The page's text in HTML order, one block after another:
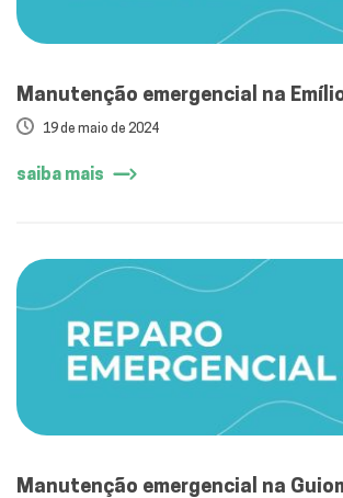
Manutenção emergencial na
19 de maio de 2024
saiba mais
Manutenção emergencial na